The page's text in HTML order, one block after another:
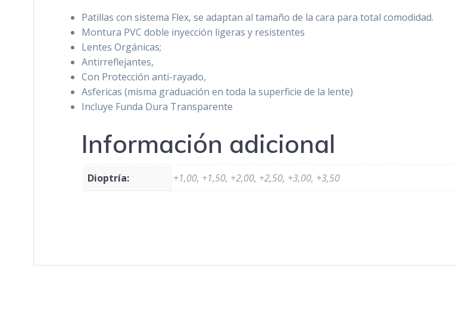
Patillas con sistema Flex, se adaptan al tamaño de la cara para total comodidad.
Montura PVC doble inyección ligeras y resistentes
Lentes Orgánicas;
Antirreflejantes,
Con Protección anti-rayado,
Asfericas (misma graduación en toda la superficie de la lente)
Incluye Funda Dura Transparente
Información adicional
Dioptría: +1,00, +1,50, +2,00, +2,50, +3,00, +3,50